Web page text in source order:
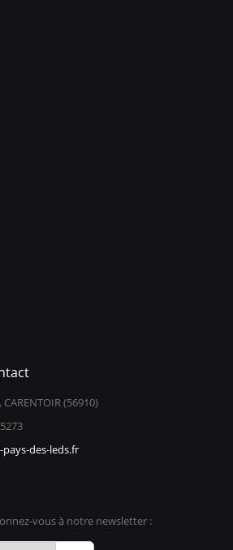
(56910)
des-leds.fr
vous à notre newsletter :